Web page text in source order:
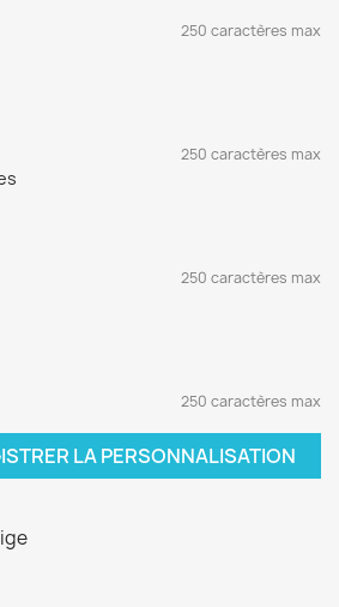
250 caractères max
250 caractères max
250 caractères max
250 caractères max
LA PERSONNALISATION